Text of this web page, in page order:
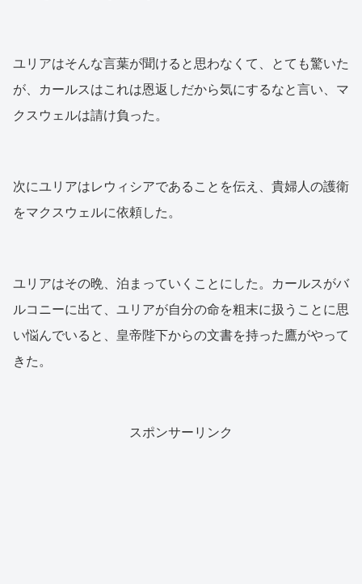
ユリアはそんな言葉が聞けると思わなくて、とても驚いた
が、カールスはこれは恩返しだから気にするなと言い、マ
クスウェルは請け負った。
次にユリアはレウィシアであることを伝え、貴婦人の護衛
をマクスウェルに依頼した。
ユリアはその晩、泊まっていくことにした。カールスがバ
ルコニーに出て、ユリアが自分の命を粗末に扱うことに思
い悩んでいると、皇帝陛下からの文書を持った鷹がやって
きた。
スポンサーリンク